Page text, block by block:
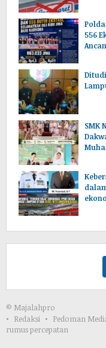
556
SMK
© Majalahpro
Redaksi
Pedoman
rumus percepatan